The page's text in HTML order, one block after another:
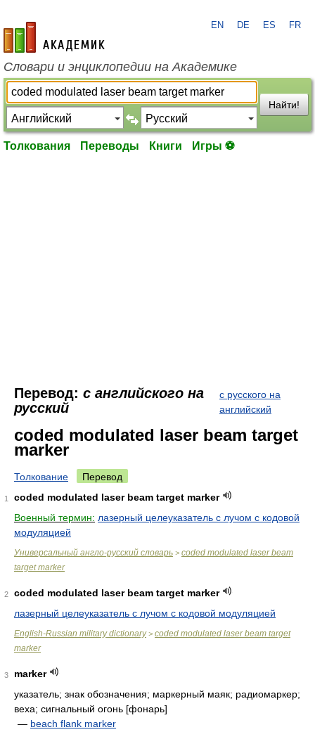
academic.ru
EN DE ES FR
Словари и энциклопедии на Академике
Найти!
Толкования Переводы Книги Игры ⚽
Перевод: с английского на
русский
с русского на
английский
coded modulated laser beam target
marker
Толкование Перевод
1
coded modulated laser beam target marker
Военный термин: лазерный целеуказатель с лучом с кодовой
модуляцией
Универсальный англо-русский словарь > coded modulated laser beam
target marker
2
coded modulated laser beam target marker
лазерный целеуказатель с лучом с кодовой модуляцией
English-Russian military dictionary> coded modulated laser beam target
marker
3
marker
указатель; знак обозначения; маркерный маяк; радиомаркер;
веха; сигнальный огонь [фонарь]
— beach flank marker